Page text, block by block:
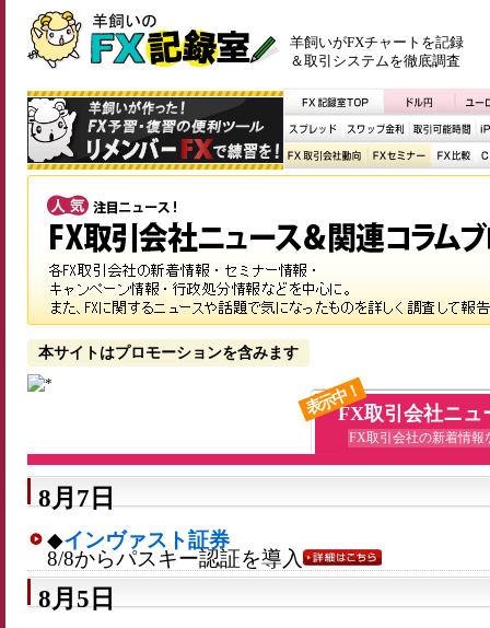
羊飼いがFXチャートを記録
＆取引システムを徹底調査
本サイトはプロモーションを含みます
表示中！FX取引会社ニュ
FX取引会社の新着情報
8月7日
◆インヴァスト証券
8/8からパスキー認証を導入
8月5日